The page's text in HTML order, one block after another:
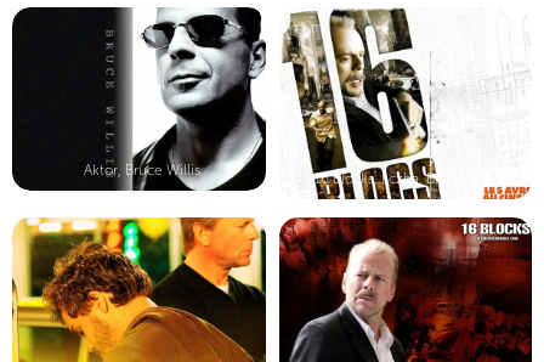
Aktor, Bruce Willis
16 Blocks, liczba, Bruce Willis